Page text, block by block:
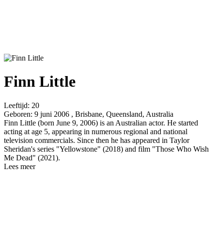
Finn Little
Leeftijd: 20
Geboren: 9 juni 2006 , Brisbane, Queensland, Australia
Finn Little (born June 9, 2006) is an Australian actor. He started
acting at age 5, appearing in numerous regional and national
television commercials. Since then he has appeared in Taylor
Sheridan's series "Yellowstone" (2018) and film "Those Who Wish
Me Dead" (2021).
Lees meer